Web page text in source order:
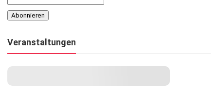
Veranstaltungen